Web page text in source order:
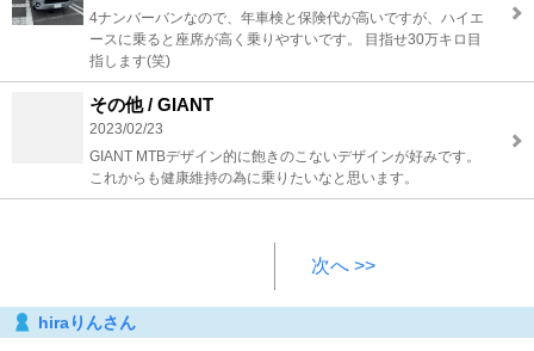
4ナンバーバンなので、年車検と保険代が高いですが、ハイエ
ースに乗ると座席が高く乗りやすいです。 目指せ30万キロ目
指します(笑)
その他 / GIANT
2023/02/23
GIANT MTBデザイン的に飽きのこないデザインが好みです。
これからも健康維持の為に乗りたいなと思います。
次へ >>
hiraりんさん